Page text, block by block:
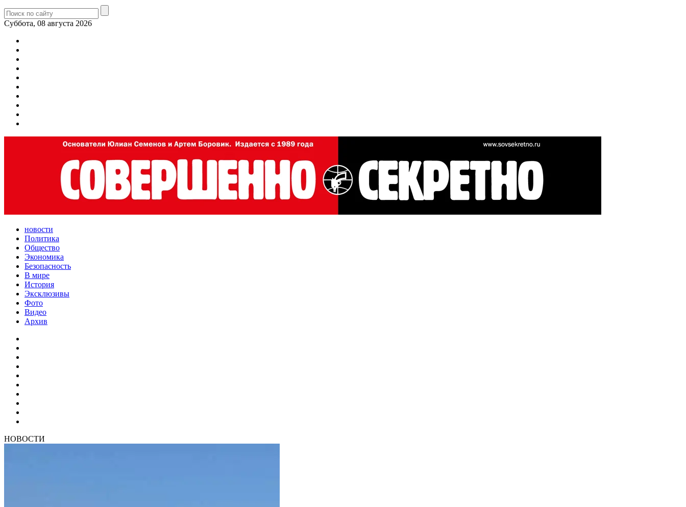
Суббота, 08 августа 2026
новости
Политика
Общество
Экономика
Безопасность
В мире
История
Эксклюзивы
Фото
Видео
Архив
НОВОСТИ